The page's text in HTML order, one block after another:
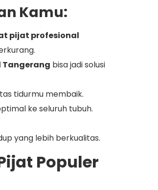
Kamu:
pijat profesional
bisa jadi solusi
tidurmu membaik.
ke seluruh tubuh.
yang lebih berkualitas.
Populer